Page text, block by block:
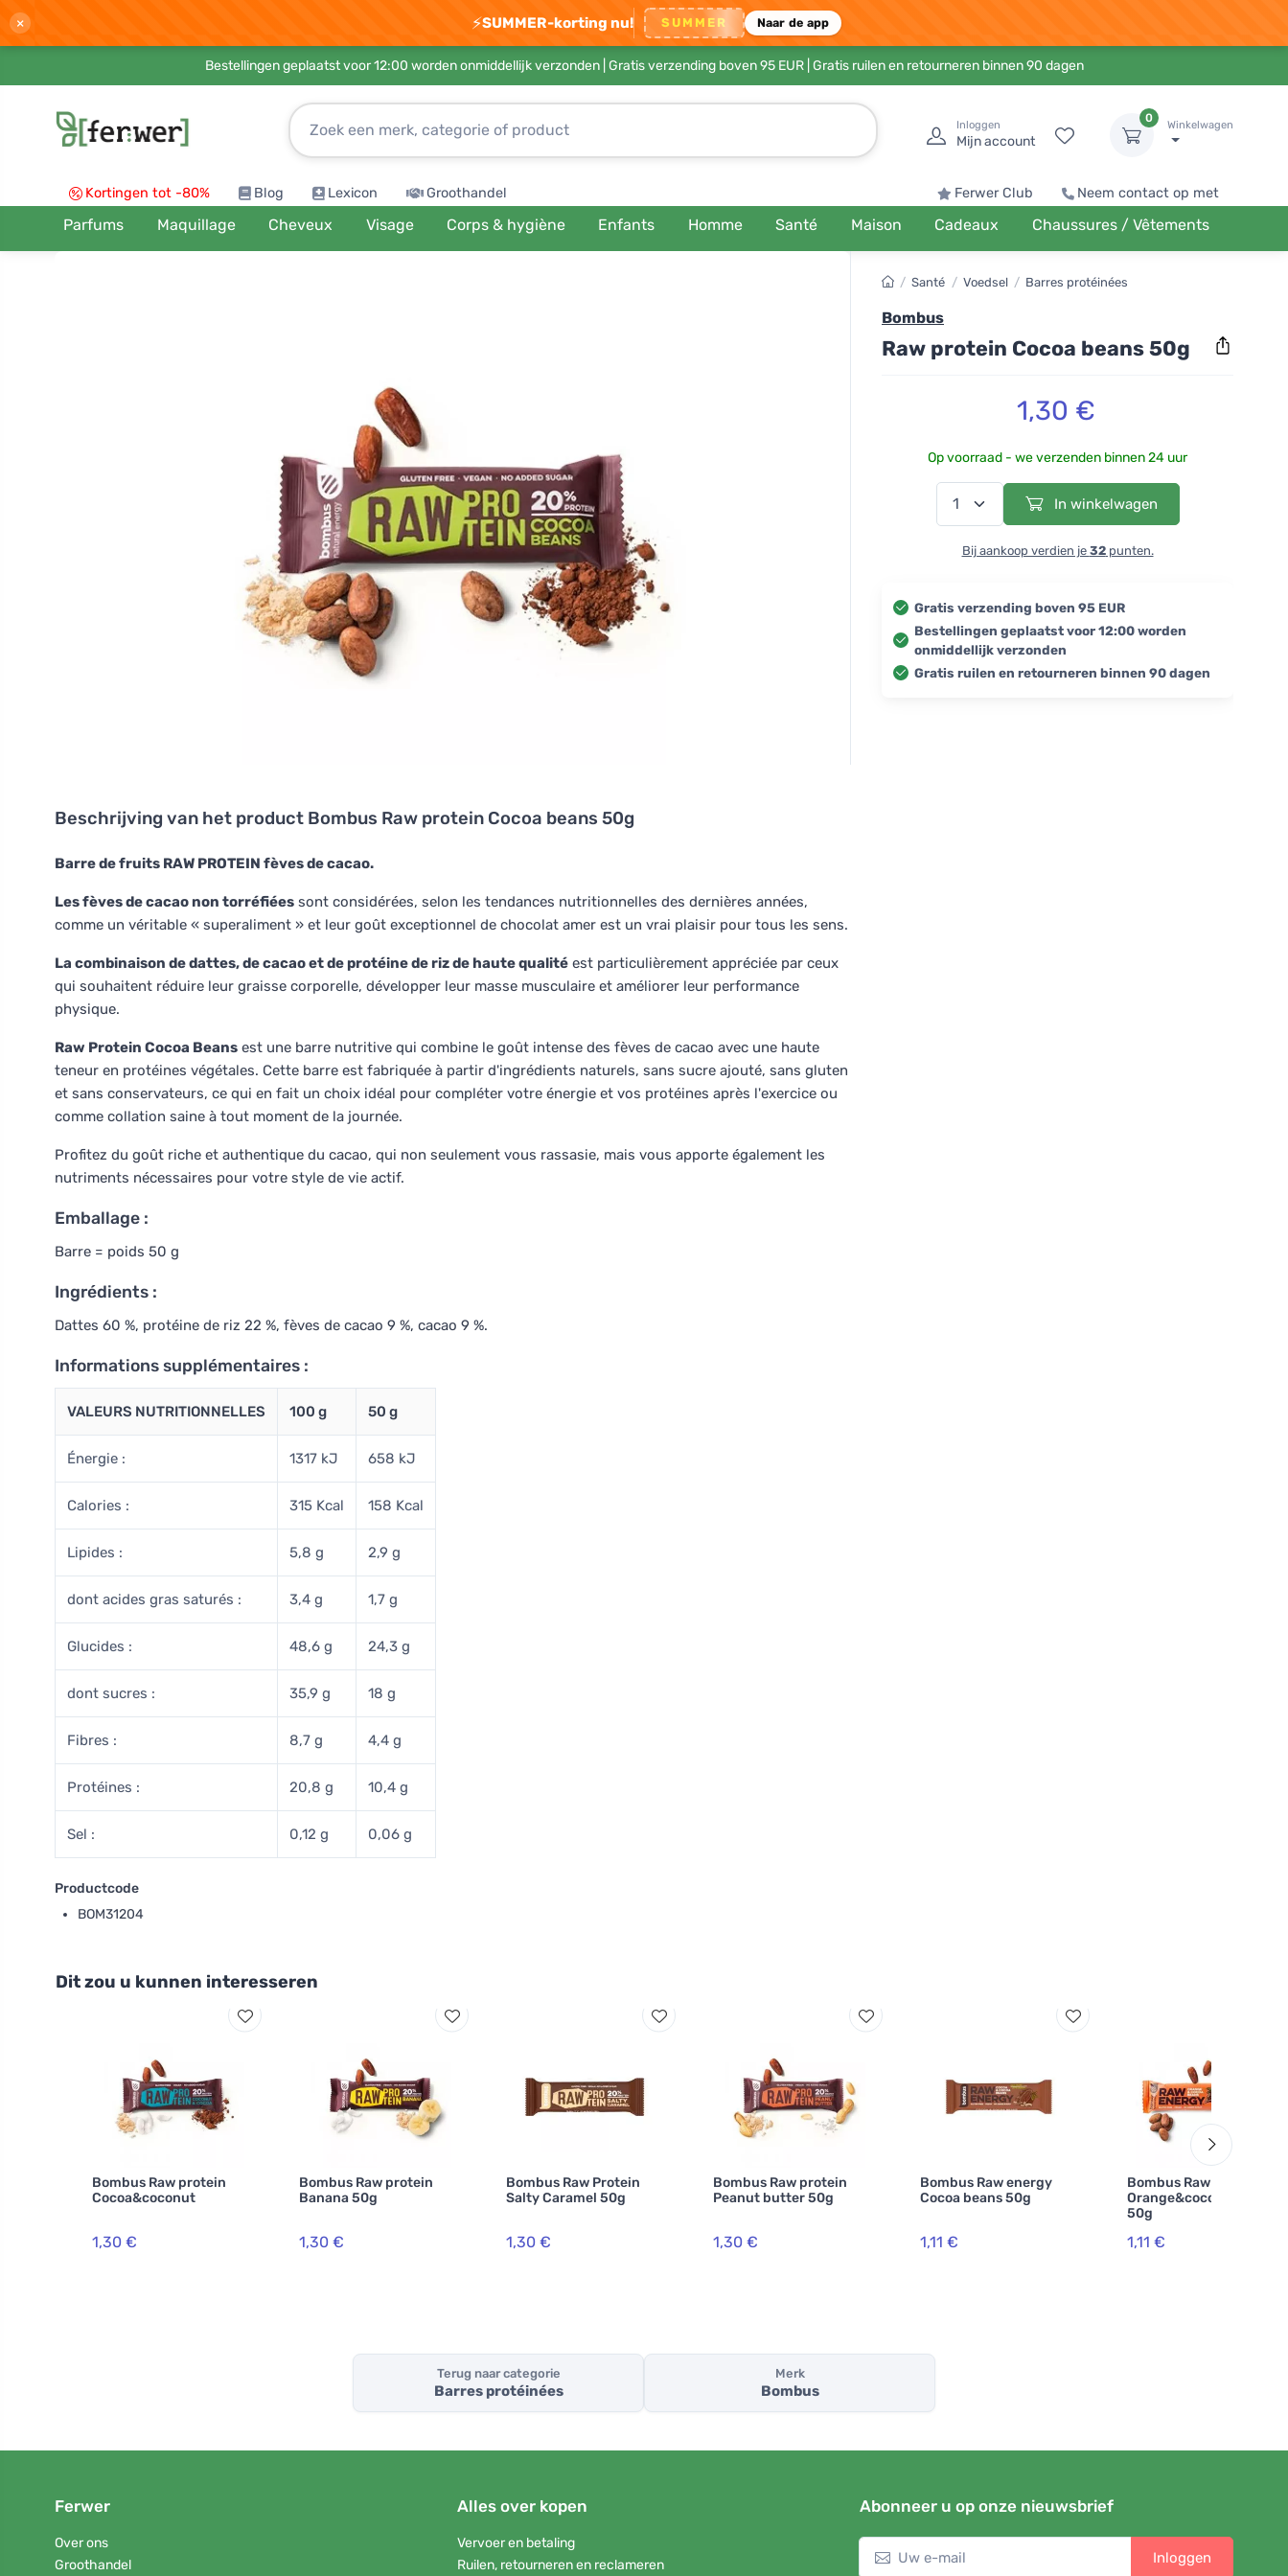
× ⚡SUMMER-korting nu! SUMMER Naar de app
Bestellingen geplaatst voor 12:00 worden onmiddellijk verzonden | Gratis verzending boven 95 EUR| Gratis ruilen en retourneren binnen 90 dagen
Inloggen
Mijn account
0
Winkelwagen
Kortingen tot -80% Blog Lexicon Groothandel Ferwer Club Neem contact op met
Parfums Maquillage Cheveux Visage Corps & hygiène Enfants Homme Santé Maison Cadeaux Chaussures / Vêtements
Beschrijving van het product Bombus Raw protein Cocoa beans 50g
Barre de fruits RAW PROTEIN fèves de cacao.
Les fèves de cacao non torréfiées sont considérées, selon les tendances nutritionnelles des dernières années,
comme un véritable « superaliment » et leur goût exceptionnel de chocolat amer est un vrai plaisir pour tous les sens.
La combinaison de dattes, de cacao et de protéine de riz de haute qualité est particulièrement appréciée par ceux
qui souhaitent réduire leur graisse corporelle, développer leur masse musculaire et améliorer leur performance
physique.
Raw Protein Cocoa Beans est une barre nutritive qui combine le goût intense des fèves de cacao avec une haute
teneur en protéines végétales. Cette barre est fabriquée à partir d'ingrédients naturels, sans sucre ajouté, sans gluten
et sans conservateurs, ce qui en fait un choix idéal pour compléter votre énergie et vos protéines après l'exercice ou
comme collation saine à tout moment de la journée.
Profitez du goût riche et authentique du cacao, qui non seulement vous rassasie, mais vous apporte également les
nutriments nécessaires pour votre style de vie actif.
Emballage :
Barre = poids 50 g
Ingrédients :
Dattes 60 %, protéine de riz 22 %, fèves de cacao 9 %, cacao 9 %.
Informations supplémentaires :
VALEURS NUTRITIONNELLES 100 g 50 g
Énergie : 1317 kJ 658 kJ
Calories : 315 Kcal 158 Kcal
Lipides : 5,8 g 2,9 g
dont acides gras saturés : 3,4 g 1,7 g
Glucides : 48,6 g 24,3 g
dont sucres : 35,9 g 18 g
Fibres : 8,7 g 4,4 g
Protéines : 20,8 g 10,4 g
Sel : 0,12 g 0,06 g
Productcode
BOM31204
/ Santé / Voedsel / Barres protéinées
Bombus
Raw protein Cocoa beans 50g
1,30 €
Op voorraad - we verzenden binnen 24 uur
In winkelwagen
Bij aankoop verdien je 32punten.
Gratis verzending boven 95 EUR
Bestellingen geplaatst voor 12:00 worden
onmiddellijk verzonden
Gratis ruilen en retourneren binnen 90 dagen
Dit zou u kunnen interesseren
Bombus Raw protein
Cocoa&coconut
1,30 €
Bombus Raw protein
Banana 50g
1,30 €
Bombus Raw Protein
Salty Caramel 50g
1,30 €
Bombus Raw protein
Peanut butter 50g
1,30 €
Bombus Raw energy
Cocoa beans 50g
1,11 €
Bombus Raw energy
Orange&cocoa beans
50g
1,11 €
Terug naar categorie
Barres protéinées
Merk
Bombus
Ferwer
Over ons
Groothandel
Alles over kopen
Vervoer en betaling
Ruilen, retourneren en reclameren
Abonneer u op onze nieuwsbrief
Inloggen